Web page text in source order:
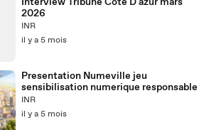
2026
INR
il y a 5 mois
Presentation Numeville jeu
sensibilisation numerique responsable
INR
il y a 5 mois